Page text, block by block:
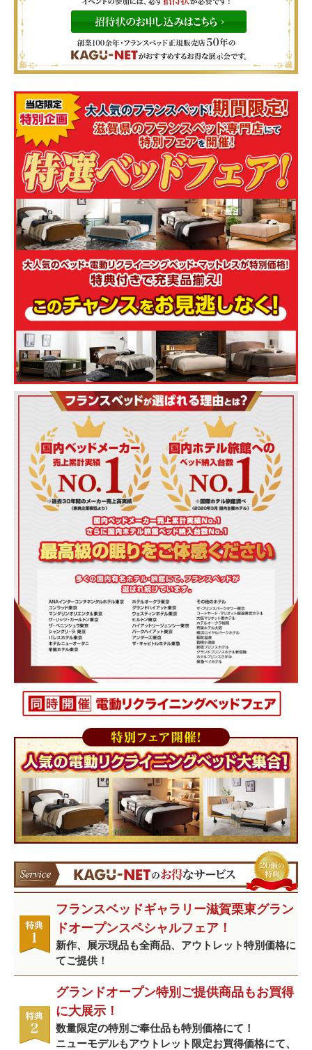
フランスベッドギャラリー滋賀栗東グラン
ドオープンスペシャルフェア！
新作、展示現品も全商品、アウトレット特別価格に
てご提供！
グランドオープン特別ご提供商品もお買得
に大展示！
数量限定の特別ご奉仕品も特別価格にて！
ニューモデルもアウトレット限定お買得価格にて、